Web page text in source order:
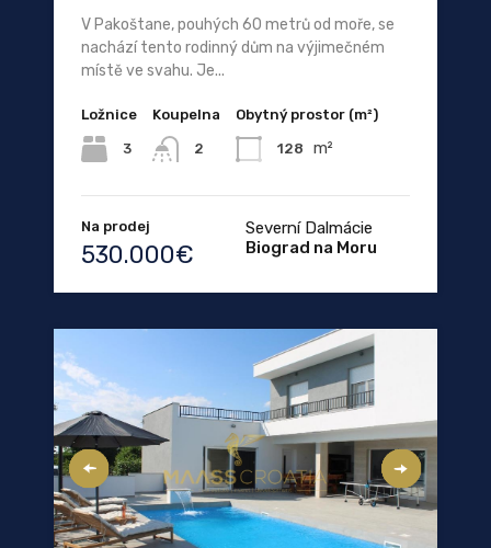
V Pakoštane, pouhých 60 metrů od moře, se
nachází tento rodinný dům na výjimečném
místě ve svahu. Je...
Ložnice
3
Koupelna
2
Obytný prostor (m²)
128 m²
Na prodej
530.000€
Severní Dalmácie
Biograd na Moru